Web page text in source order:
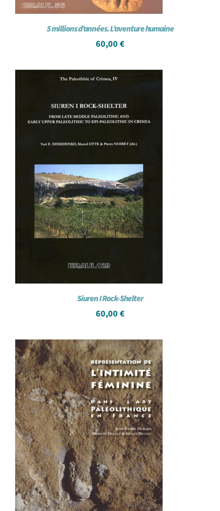
5 millions d’années. L’aventure humaine
60,00 €
Siuren I Rock-Shelter
60,00 €